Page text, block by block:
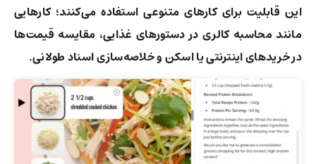
این قابلیت برای کارهای متنوعی استفاده می‌کنند؛ کارهایی
مانند محاسبه کالری در دستورهای غذایی، مقایسه قیمت‌ها
در خریدهای اینترنتی یا اسکن و خلاصه‌سازی اسناد طولانی.